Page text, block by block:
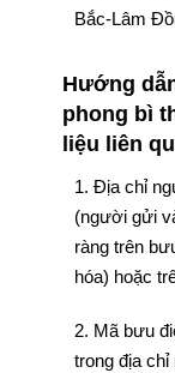
Bắc-Lâm
Hướng
phong bì
liệu liên
1. Địa chỉ
(người gửi
ràng trên
hóa) hoặc
2. Mã bưu
trong địa